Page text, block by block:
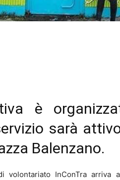
è
sarà
Balenzano.
volontariato InConTra